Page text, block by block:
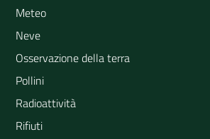
Meteo
Neve
Osservazione della terra
Pollini
Radioattività
Rifiuti